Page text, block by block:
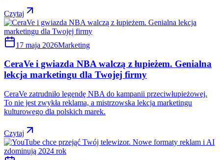
Czytaj
17 maja 2026Marketing
CeraVe i gwiazda NBA walczą z łupieżem. Genialna
lekcja marketingu dla Twojej firmy
CeraVe zatrudniło legendę NBA do kampanii przeciwłupieżowej.
To nie jest zwykła reklama, a mistrzowska lekcja marketingu
kulturowego dla polskich marek.
Czytaj